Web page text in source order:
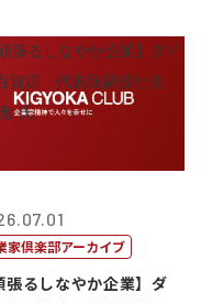
家倶楽部アーカイブ
張るしなやか企業】ダ